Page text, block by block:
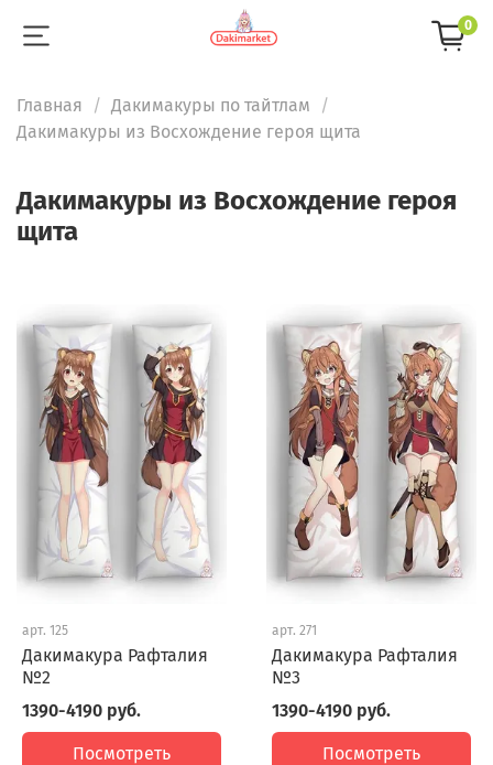
0
Главная
Дакимакуры по тайтлам
Дакимакуры из Восхождение героя щита
Дакимакуры из Восхождение героя
щита
арт. 125
Дакимакура Рафталия
№2
1390-4190 руб.
Посмотреть
арт. 271
Дакимакура Рафталия
№3
1390-4190 руб.
Посмотреть